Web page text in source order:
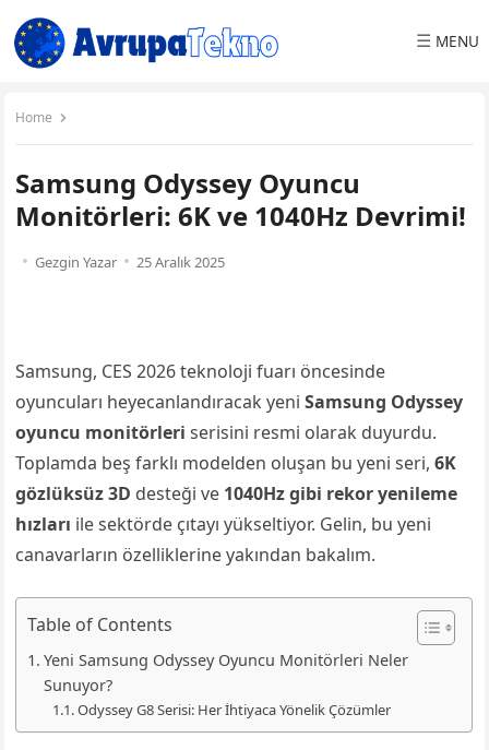
☰ MENU
Home
Samsung Odyssey Oyuncu
Monitörleri: 6K ve 1040Hz Devrimi!
Gezgin Yazar 25 Aralık 2025
Samsung, CES 2026 teknoloji fuarı öncesinde
oyuncuları heyecanlandıracak yeniSamsung Odyssey
oyuncu monitörleri serisini resmi olarak duyurdu.
Toplamda beş farklı modelden oluşan bu yeni seri,6K
gözlüksüz 3D desteği ve 1040Hz gibi rekor yenileme
hızları ile sektörde çıtayı yükseltiyor. Gelin, bu yeni
canavarların özelliklerine yakından bakalım.
Table of Contents
Yeni Samsung Odyssey Oyuncu Monitörleri Neler
Sunuyor?
Odyssey G8 Serisi: Her İhtiyaca Yönelik Çözümler